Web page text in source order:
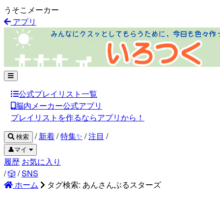
うそこメーカー
アプリ
公式プレイリスト一覧
脳内メーカー公式アプリ
プレイリストを作るならアプリから！
検索 / 新着/特集✨ /注目 /
👤マイ
履歴 お気に入り
/🎲 /SNS
ホーム
タグ検索: あんさんぶるスターズ